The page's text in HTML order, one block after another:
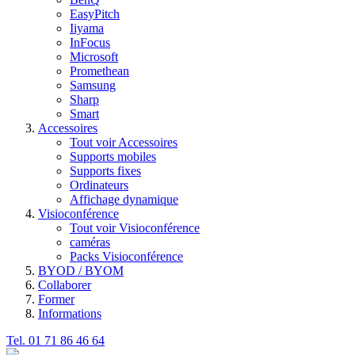
EasyPitch
Iiyama
InFocus
Microsoft
Promethean
Samsung
Sharp
Smart
Accessoires
Tout voir Accessoires
Supports mobiles
Supports fixes
Ordinateurs
Affichage dynamique
Visioconférence
Tout voir Visioconférence
caméras
Packs Visioconférence
BYOD / BYOM
Collaborer
Former
Informations
Tel. 01 71 86 46 64